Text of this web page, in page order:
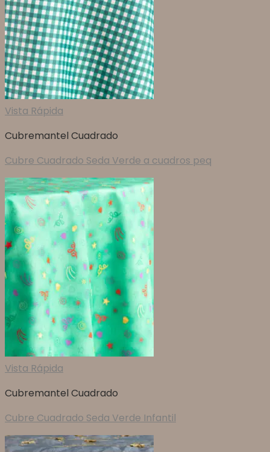
Vista Rápida
Cubremantel Cuadrado
Cubre Cuadrado Seda Verde a cuadros peq
Vista Rápida
Cubremantel Cuadrado
Cubre Cuadrado Seda Verde Infantil